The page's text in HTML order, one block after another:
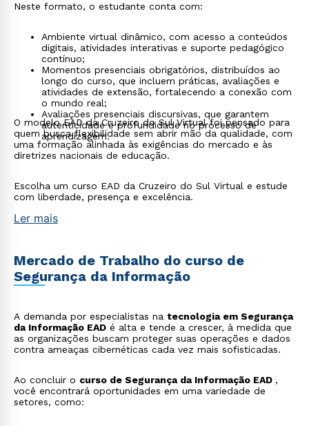
Neste formato, o estudante conta com:
Ambiente virtual dinâmico, com acesso a conteúdos
digitais, atividades interativas e suporte pedagógico
contínuo;
Momentos presenciais obrigatórios, distribuídos ao
longo do curso, que incluem práticas, avaliações e
atividades de extensão, fortalecendo a conexão com
o mundo real;
Avaliações presenciais discursivas, que garantem
autenticidade e profundidade no processo de
aprendizagem.
O modelo EAD da Cruzeiro do Sul Virtual foi pensado para
quem busca flexibilidade sem abrir mão da qualidade, com
uma formação alinhada às exigências do mercado e às
diretrizes nacionais de educação.
Escolha um curso EAD da Cruzeiro do Sul Virtual e estude
com liberdade, presença e excelência.
Ler mais
Mercado de Trabalho do curso de
Segurança da Informação
A demanda por especialistas na tecnologia em Segurança
da Informação EAD é alta e tende a crescer, à medida que
as organizações buscam proteger suas operações e dados
contra ameaças cibernéticas cada vez mais sofisticadas.
Ao concluir o curso de Segurança da Informação EAD ,
você encontrará oportunidades em uma variedade de
setores, como: